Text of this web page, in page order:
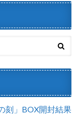
刻」BOX開封結果